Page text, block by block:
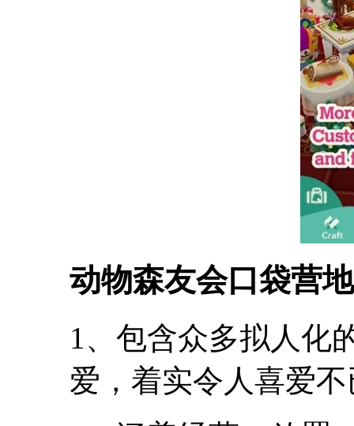
动物森友会口袋营
1、包含众多拟人化
爱，着实令人喜爱